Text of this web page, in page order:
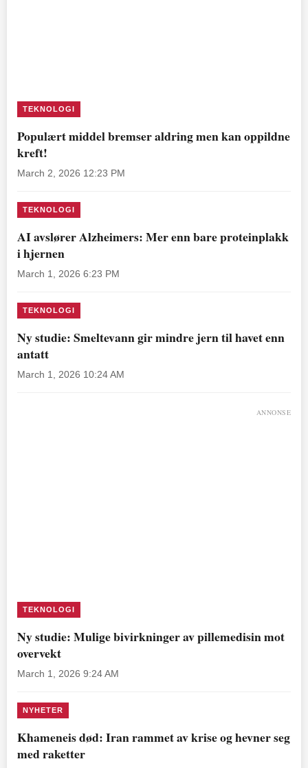
TEKNOLOGI
Populært middel bremser aldring men kan oppildne
kreft!
March 2, 2026 12:23 PM
TEKNOLOGI
AI avslører Alzheimers: Mer enn bare proteinplakk
i hjernen
March 1, 2026 6:23 PM
TEKNOLOGI
Ny studie: Smeltevann gir mindre jern til havet enn
antatt
March 1, 2026 10:24 AM
ANNONSE
TEKNOLOGI
Ny studie: Mulige bivirkninger av pillemedisin mot
overvekt
March 1, 2026 9:24 AM
NYHETER
Khameneis død: Iran rammet av krise og hevner seg
med raketter